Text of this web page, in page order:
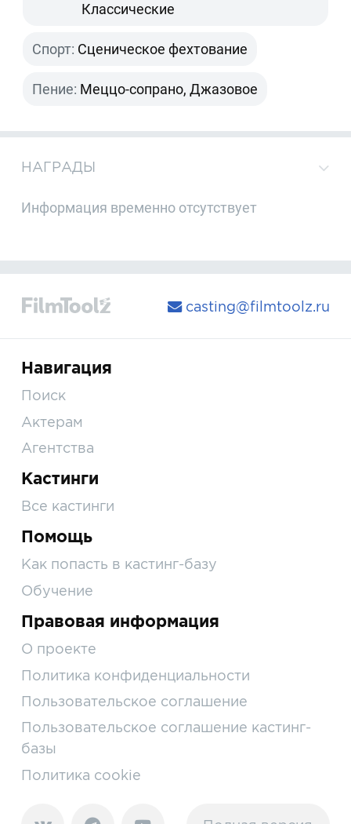
Классические
Спорт: Сценическое фехтование
Пение: Меццо-сопрано, Джазовое
НАГРАДЫ
Информация временно отсутствует
casting@filmtoolz.ru
Навигация
Поиск
Актерам
Агентства
Кастинги
Все кастинги
Помощь
Как попасть в кастинг-базу
Обучение
Правовая информация
О проекте
Политика конфиденциальности
Пользовательское соглашение
Пользовательское соглашение кастинг-
базы
Политика cookie